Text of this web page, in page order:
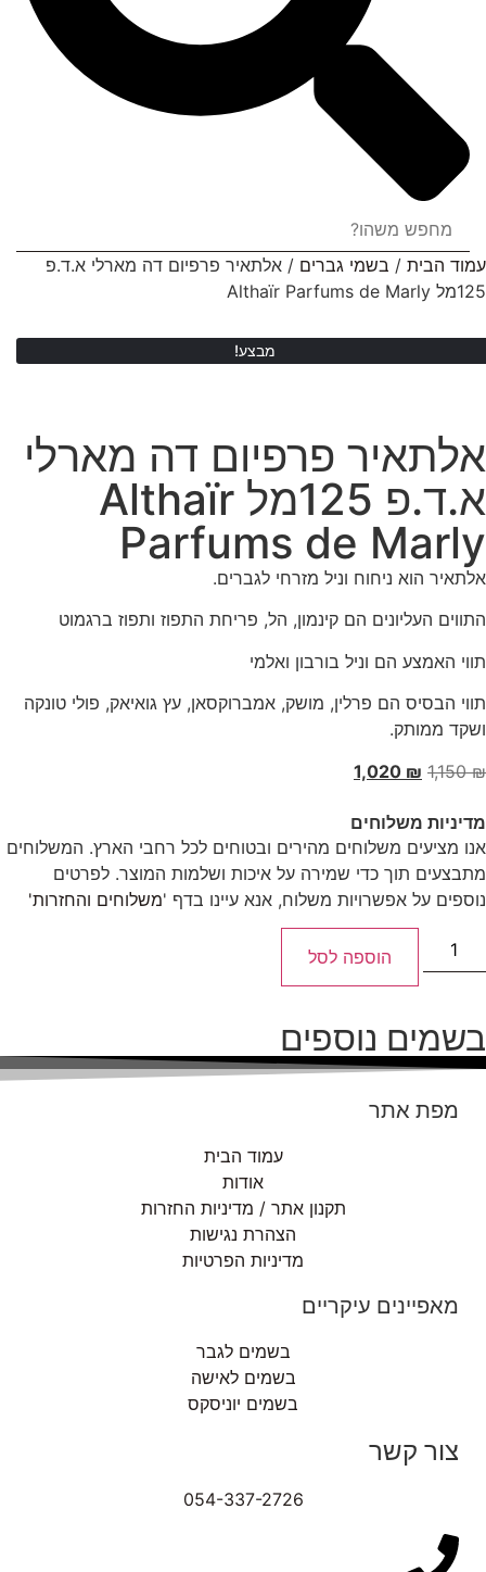
עמוד הבית / בשמי גברים / אלתאיר פרפיום דה מארלי א.ד.פ
125מל Althaïr Parfums de Marly
מבצע!
אלתאיר פרפיום דה מארלי
א.ד.פ 125מל Althaïr
Parfums de Marly
אלתאיר הוא ניחוח וניל מזרחי לגברים.
התווים העליונים הם קינמון, הל, פריחת התפוז ותפוז ברגמוט
תווי האמצע הם וניל בורבון ואלמי
תווי הבסיס הם פרלין, מושק, אמברוקסאן, עץ גואיאק, פולי טונקה
ושקד ממותק.
1,150₪
1,020 ₪
מדיניות משלוחים
אנו מציעים משלוחים מהירים ובטוחים לכל רחבי הארץ. המשלוחים
מתבצעים תוך כדי שמירה על איכות ושלמות המוצר. לפרטים
נוספים על אפשרויות משלוח, אנא עיינו בדף 'משלוחים והחזרות'
הוספה לסל
בשמים נוספים
מפת אתר
עמוד הבית
אודות
תקנון אתר / מדיניות החזרות
הצהרת נגישות
מדיניות הפרטיות
מאפיינים עיקריים
בשמים לגבר
בשמים לאישה
בשמים יוניסקס
צור קשר
054-337-2726